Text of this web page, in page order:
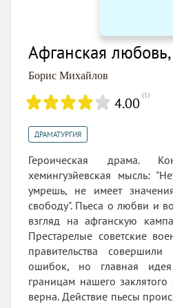
Афганская
Борис Михайлов
4.00 (1)
ДРАМАТУРГИЯ
Героическая драма.
хемингуэйевская мысль:
умрешь, не имеет
свободу". Пьеса о любви и
взгляд на афганскую
Престарелые советские
правительства
ошибок, но главная
границам нашего заклятого
верна. Действие пьесы